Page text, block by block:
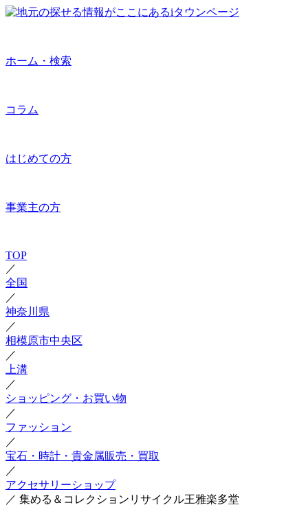
ホーム・検索
コラム
はじめての方
事業主の方
TOP
／
全国
／
神奈川県
／
相模原市中央区
／
上溝
／
ショッピング・お買い物
／
ファッション
／
宝石・時計・貴金属販売・買取
／
アクセサリーショップ
／ 集める＆コレクションリサイクル王雅楽多堂